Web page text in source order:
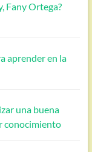
Fany Ortega?
aprender en la
una buena
conocimiento